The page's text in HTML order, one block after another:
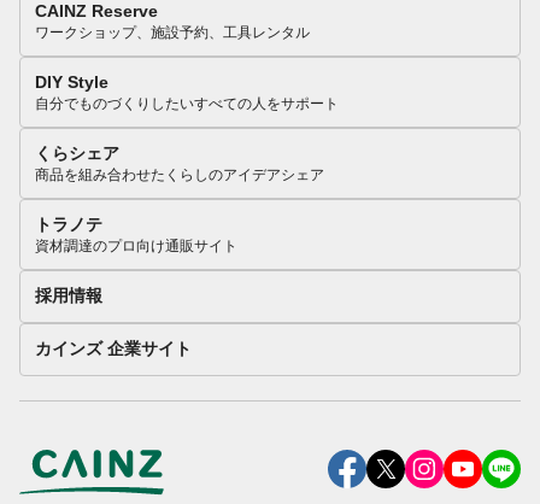
CAINZ Reserve
ワークショップ、施設予約、工具レンタル
DIY Style
自分でものづくりしたいすべての人をサポート
くらシェア
商品を組み合わせたくらしのアイデアシェア
トラノテ
資材調達のプロ向け通販サイト
採用情報
カインズ 企業サイト